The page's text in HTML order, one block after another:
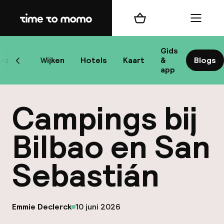
Home
Wijken Hotels Kaart
Gids
&
app
Blogs
Scroll naar links
Winkelmand Menu
Campings bij
Bilbao en San
Sebastián
Gepubliceerd door
Emmie Declerck op
10 juni 2026